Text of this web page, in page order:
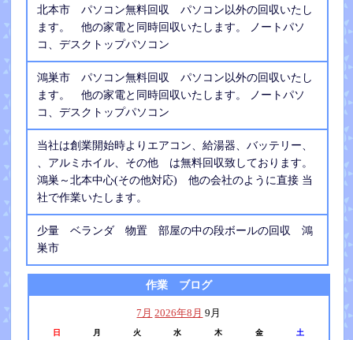
北本市 パソコン無料回収 パソコン以外の回収いたし
ます。 他の家電と同時回収いたします。 ノートパソ
コ、デスクトップパソコン
鴻巣市 パソコン無料回収 パソコン以外の回収いたし
ます。 他の家電と同時回収いたします。 ノートパソ
コ、デスクトップパソコン
当社は創業開始時よりエアコン、給湯器、バッテリー、
、アルミホイル、その他 は無料回収致しております。
鴻巣～北本中心(その他対応) 他の会社のように直接 当
社で作業いたします。
少量 ベランダ 物置 部屋の中の段ボールの回収 鴻
巣市
作業 ブログ
7月 2026年8月 9月
日 月 火 水 木 金 土